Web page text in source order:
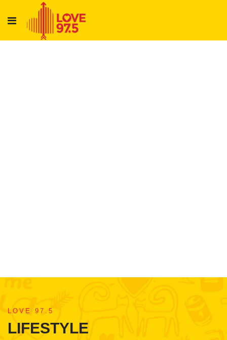
LOVE 97.5
LIFESTYLE